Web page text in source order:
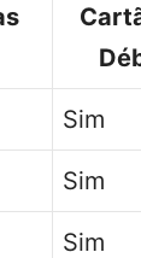
Sim
Sim
Sim